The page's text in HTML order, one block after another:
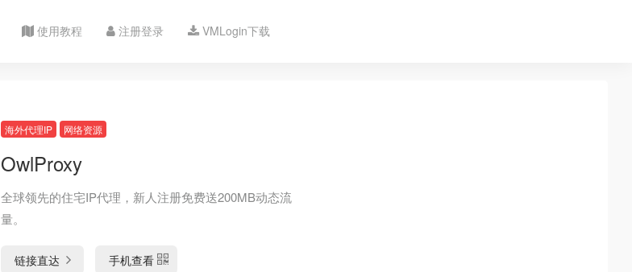
使用教程 注册登录 VMLogin下载
海外代理IP 网络资源
OwlProxy
全球领先的住宅IP代理，新人注册免费送200MB动态流
量。
链接直达 手机查看